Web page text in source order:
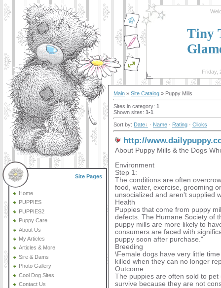
Site Pages
Home
PUPPIES
PUPPIES2
Puppy Care
About Us
My Articles
Articles & More
Sire & Dams
Photo Gallery
Cool Dog Sites
Contact Us
Tiny
Friday,
Main » Site Catalog » Puppy Mills
Sites in category: 1
Shown sites: 1-1
Sort by: Date · Name · Rating · Clicks
http://
About Puppy Mills & the Dogs
Environment
Step 1:
The conditions are often
food, water, exercise, grooming
unsocialized and aren't supplied
Health
Puppies that come from puppy
defects. The Humane Society of
puppy mills are more likely to
consumers are faced with
puppy soon after purchase."
Breeding
\Female dogs have very little
killed when they can no longer
Outcome
The puppies are often sold to
survive because they are not